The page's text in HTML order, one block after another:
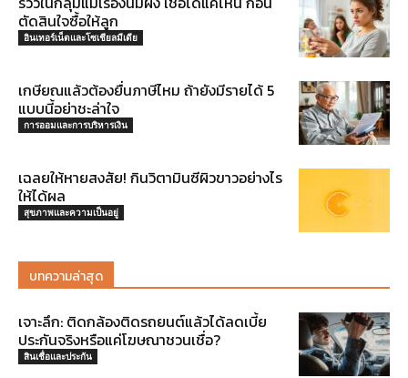
ตัดสินใจซื้อให้ลูก
อินเทอร์เน็ตและโซเชียลมีเดีย
เกษียณแล้วต้องยื่นภาษีไหม ถ้ายังมีรายได้ 5
แบบนี้อย่าชะล่าใจ
การออมและการบริหารเงิน
เฉลยให้หายสงสัย! กินวิตามินซีผิวขาวอย่างไร
ให้ได้ผล
สุขภาพและความเป็นอยู่
บทความล่าสุด
เจาะลึก: ติดกล้องติดรถยนต์แล้วได้ลดเบี้ย
ประกันจริงหรือแค่โฆษณาชวนเชื่อ?
สินเชื่อและประกัน